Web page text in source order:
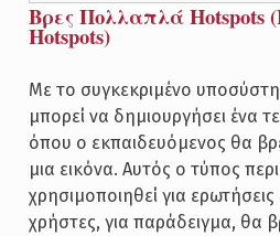
Βρες Πολλαπλά Hotspots
Hotspots)
Με το συγκεκριμένο
μπορεί να δημιουργήσει ένα
όπου ο εκπαιδευόμενος θα
μια εικόνα. Αυτός ο τύπος
χρησιμοποιηθεί για ερωτήσεις
χρήστες, για παράδειγμα, θα